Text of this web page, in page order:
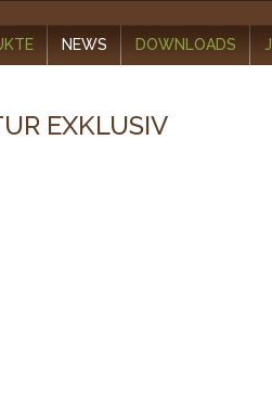
NEWS DOWNLOADS
EXKLUSIV